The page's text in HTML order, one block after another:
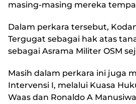
masing-masing mereka
Dalam perkara tersebut,
Tergugat sebagai hak atas
sebagai Asrama Militer OSM
Masih dalam perkara ini juga
Intervensi I, melalui Kuasa
Waas dan Ronaldo A